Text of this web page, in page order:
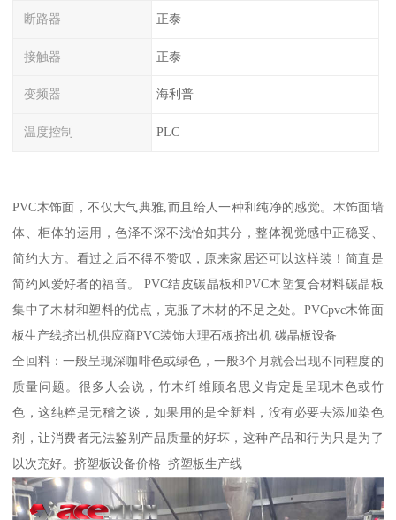
断路器 正泰
接触器 正泰
变频器 海利普
温度控制 PLC
PVC木饰面，不仅大气典雅,而且给人一种和纯净的感觉。木饰面墙
体、柜体的运用，色泽不深不浅恰如其分，整体视觉感中正稳妥、
简约大方。看过之后不得不赞叹，原来家居还可以这样装！简直是
简约风爱好者的福音。 PVC结皮碳晶板和PVC木塑复合材料碳晶板
集中了木材和塑料的优点，克服了木材的不足之处。PVCpvc木饰面
板生产线挤出机供应商PVC装饰大理石板挤出机 碳晶板设备
全回料：一般呈现深咖啡色或绿色，一般3个月就会出现不同程度的
质量问题。很多人会说，竹木纤维顾名思义肯定是呈现木色或竹
色，这纯粹是无稽之谈，如果用的是全新料，没有必要去添加染色
剂，让消费者无法鉴别产品质量的好坏，这种产品和行为只是为了
以次充好。挤塑板设备价格 挤塑板生产线